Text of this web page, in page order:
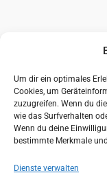
Um dir ein optimales
Cookies, um
zuzugreifen. Wenn du
wie das Surfverhalten
Wenn du deine
bestimmte Merkmale
Dienste verwalten